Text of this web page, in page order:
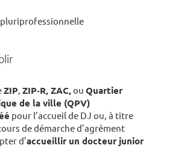
ZIP, ZIP‑R, ZAC,ou Quartier
de la ville (QPV)
pour l’accueil de DJ ou, à titre
de démarche d’agrément
d’accueillir un docteur junior